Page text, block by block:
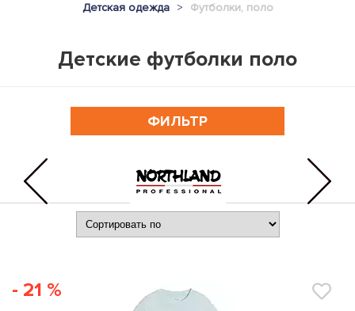
Детская одежда
Футболки, поло
Детские футболки поло
ФИЛЬТР
- 21 %